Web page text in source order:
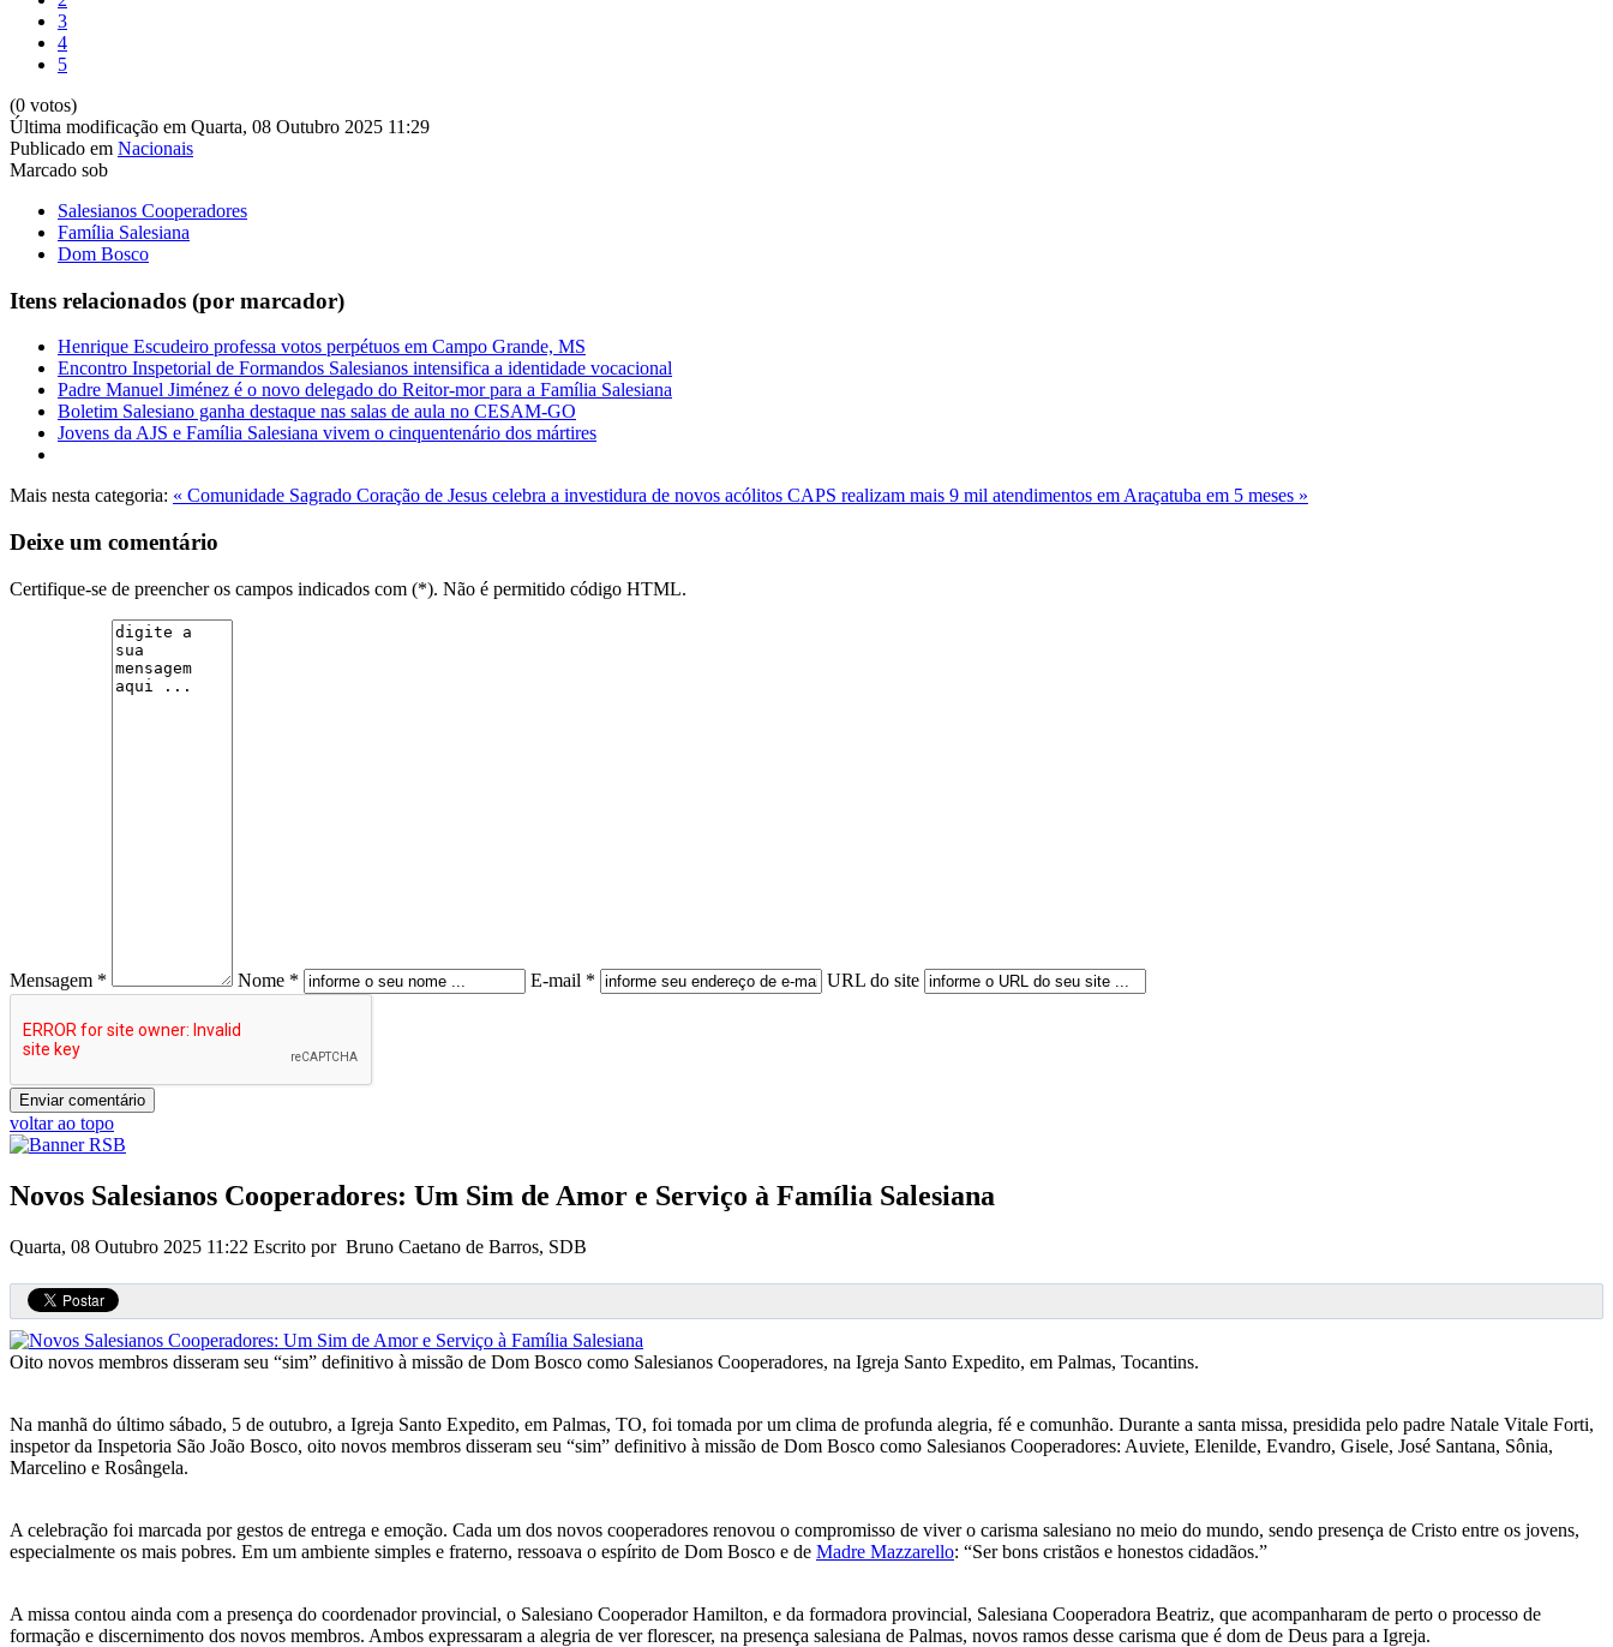
3
4
5
(0 votos)
Última modificação em Quarta, 08 Outubro 2025 11:29
Publicado em Nacionais
Marcado sob
Salesianos Cooperadores
Família Salesiana
Dom Bosco
Itens relacionados (por marcador)
Henrique Escudeiro professa votos perpétuos em Campo Grande, MS
Encontro Inspetorial de Formandos Salesianos intensifica a identidade vocacional
Padre Manuel Jiménez é o novo delegado do Reitor-mor para a Família Salesiana
Boletim Salesiano ganha destaque nas salas de aula no CESAM-GO
Jovens da AJS e Família Salesiana vivem o cinquentenário dos mártires
Mais nesta categoria: « Comunidade Sagrado Coração de Jesus celebra a investidura de novos acólitos CAPS realizam mais 9 mil atendimentos em Araçatuba em 5 meses »
Deixe um comentário
Certifique-se de preencher os campos indicados com (*). Não é permitido código HTML.
Mensagem * Nome * E-mail * URL do site
voltar ao topo
Novos Salesianos Cooperadores: Um Sim de Amor e Serviço à Família Salesiana
Quarta, 08 Outubro 2025 11:22 Escrito por Bruno Caetano de Barros, SDB
Oito novos membros disseram seu “sim” definitivo à missão de Dom Bosco como Salesianos Cooperadores, na Igreja Santo Expedito, em Palmas, Tocantins.
Na manhã do último sábado, 5 de outubro, a Igreja Santo Expedito, em Palmas, TO, foi tomada por um clima de profunda alegria, fé e comunhão. Durante a santa missa, presidida pelo padre Natale Vitale Forti,
inspetor da Inspetoria São João Bosco, oito novos membros disseram seu “sim” definitivo à missão de Dom Bosco como Salesianos Cooperadores: Auviete, Elenilde, Evandro, Gisele, José Santana, Sônia,
Marcelino e Rosângela.
A celebração foi marcada por gestos de entrega e emoção. Cada um dos novos cooperadores renovou o compromisso de viver o carisma salesiano no meio do mundo, sendo presença de Cristo entre os jovens,
especialmente os mais pobres. Em um ambiente simples e fraterno, ressoava o espírito de Dom Bosco e de Madre Mazzarello: “Ser bons cristãos e honestos cidadãos.”
A missa contou ainda com a presença do coordenador provincial, o Salesiano Cooperador Hamilton, e da formadora provincial, Salesiana Cooperadora Beatriz, que acompanharam de perto o processo de
formação e discernimento dos novos membros. Ambos expressaram a alegria de ver florescer, na presença salesiana de Palmas, novos ramos desse carisma que é dom de Deus para a Igreja.